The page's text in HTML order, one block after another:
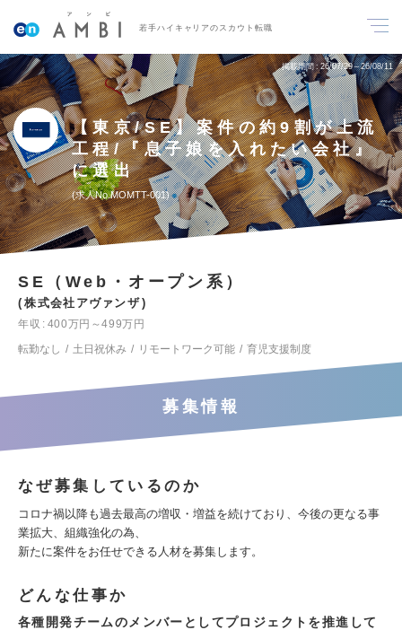
若手ハイキャリアのスカウト転職
掲載期間 26/07/29～26/08/11
【東京/SE】案件の約9割が上流
工程/『息子娘を入れたい会社』
に選出
求人No.MOMTT-001
SE（Web・オープン系）
株式会社アヴァンザ
年収
400万円～499万円
転勤なし
土日祝休み リモートワーク可能 育児支援制度
募集情報
なぜ募集しているのか
コロナ禍以降も過去最高の増収・増益を続けており、今後の更なる事
業拡大、組織強化の為、
新たに案件をお任せできる人材を募集します。
どんな仕事か
各種開発チームのメンバーとしてプロジェクトを推進して